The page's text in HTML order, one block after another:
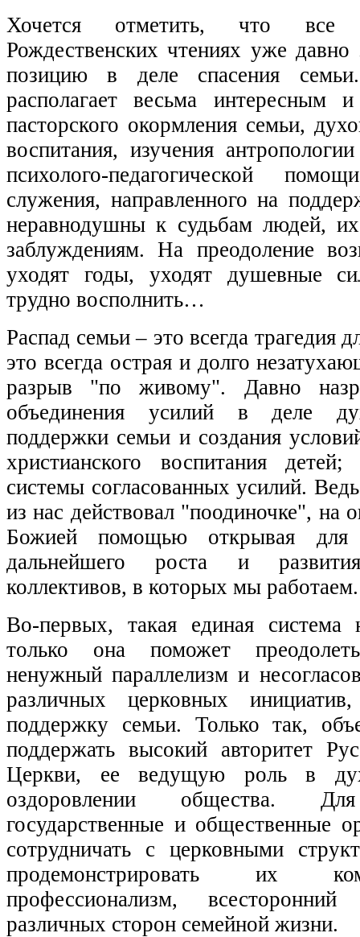
Хочется отметить, что все
Рождественских чтениях уже
позицию в деле спасения
располагает весьма интересным
пасторского окормления семьи,
воспитания, изучения
психолого-педагогической
служения, направленного на
неравнодушны к судьбам людей,
заблуждениям. На преодоление
уходят годы, уходят душевные
трудно восполнить…
Распад семьи – это всегда трагедия
это всегда острая и долго
разрыв "по живому". Давно
объединения усилий в деле
поддержки семьи и создания
христианского воспитания
системы согласованных усилий.
из нас действовал "поодиночке", на
Божией помощью открывая для
дальнейшего роста и
коллективов, в которых мы работаем.
Во-первых, такая единая
только она поможет преодолеть
ненужный параллелизм и
различных церковных
поддержку семьи. Только так,
поддержать высокий авторитет
Церкви, ее ведущую роль в
оздоровлении общества.
государственные и общественные
сотрудничать с церковными
продемонстрировать их
профессионализм,
различных сторон семейной жизни.